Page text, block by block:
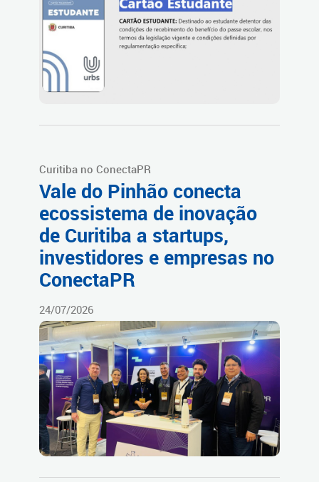
Curitiba no ConectaPR
Vale do Pinhão conecta
ecossistema de inovação
de Curitiba a startups,
investidores e empresas no
ConectaPR
24/07/2026